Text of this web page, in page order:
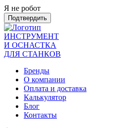
Я не робот
Подтвердить
ИНСТРУМЕНТ
И ОСНАСТКА
ДЛЯ СТАНКОВ
Бренды
О компании
Оплата и доставка
Калькулятор
Блог
Контакты